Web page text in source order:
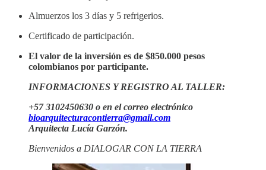
Almuerzos los 3 días y 5 refrigerios.
Certificado de participación.
El valor de la inversión es de $850.000 pesos
colombianos por participante.
INFORMACIONES Y REGISTRO AL TALLER:
+57 3102450630 o en el correo electrónico
bioarquitecturacontierra@gmail.com
Arquitecta Lucía Garzón.
Bienvenidos a DIALOGAR CON LA TIERRA